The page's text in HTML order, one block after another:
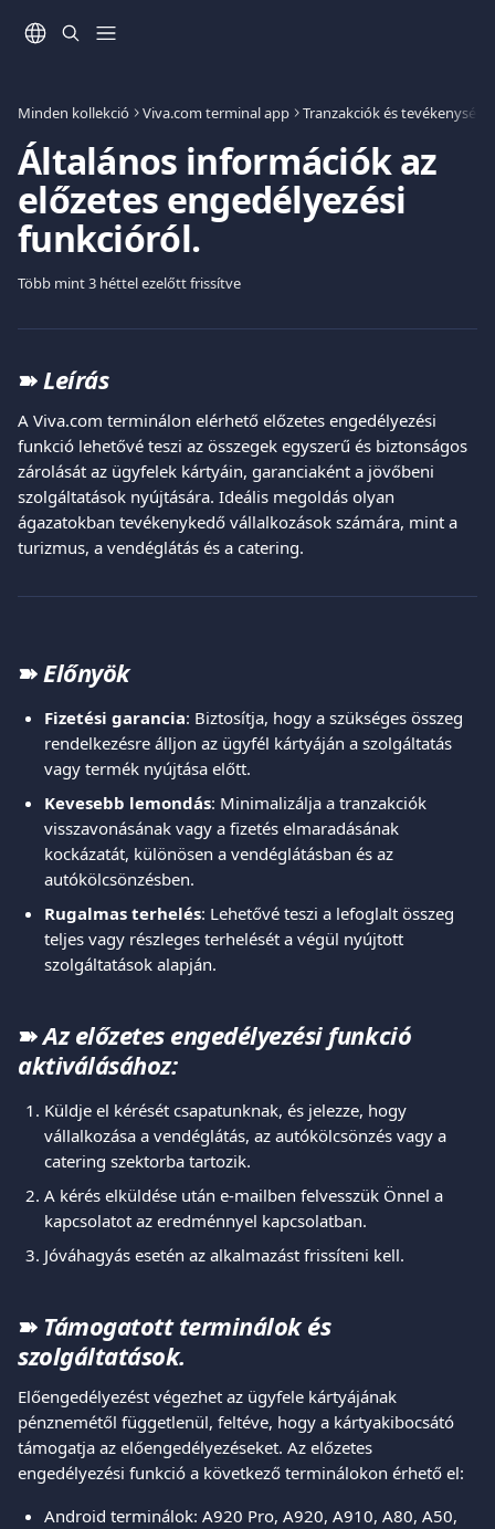
Minden kollekció Viva.com terminal app Tranzakciók és
Általános információk az
előzetes engedélyezési
funkcióról.
Több mint 3 héttel ezelőtt frissítve
➽ Leírás
A Viva.com terminálon elérhető előzetes engedélyezési
funkció lehetővé teszi az összegek egyszerű és biztonságos
zárolását az ügyfelek kártyáin, garanciaként a jövőbeni
szolgáltatások nyújtására. Ideális megoldás olyan
ágazatokban tevékenykedő vállalkozások számára, mint a
turizmus, a vendéglátás és a catering.
➽ Előnyök
Fizetési garancia: Biztosítja, hogy a szükséges összeg
rendelkezésre álljon az ügyfél kártyáján a szolgáltatás
vagy termék nyújtása előtt.
Kevesebb lemondás: Minimalizálja a tranzakciók
visszavonásának vagy a fizetés elmaradásának
kockázatát, különösen a vendéglátásban és az
autókölcsönzésben.
Rugalmas terhelés: Lehetővé teszi a lefoglalt összeg
teljes vagy részleges terhelését a végül nyújtott
szolgáltatások alapján.
➽ Az előzetes engedélyezési funkció
aktiválásához:
Küldje el kérését csapatunknak, és jelezze, hogy
vállalkozása a vendéglátás, az autókölcsönzés vagy a
catering szektorba tartozik.
A kérés elküldése után e-mailben felvesszük Önnel a
kapcsolatot az eredménnyel kapcsolatban.
Jóváhagyás esetén az alkalmazást frissíteni kell.
➽ Támogatott terminálok és
szolgáltatások.
Előengedélyezést végezhet az ügyfele kártyájának
pénznemétől függetlenül, feltéve, hogy a kártyakibocsátó
támogatja az előengedélyezéseket. Az előzetes
engedélyezési funkció a következő terminálokon érhető el:
Android terminálok: A920 Pro, A920, A910, A80, A50,